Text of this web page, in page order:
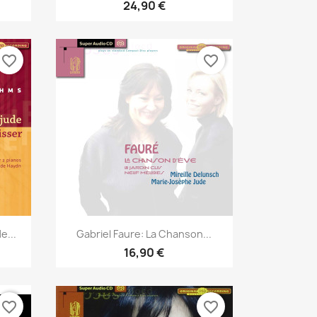
24,90 €
favorite_border
 Aperçu rapide
Gabriel Faure: La Chanson...
16,90 €
favorite_border
favorite_border favorite_border